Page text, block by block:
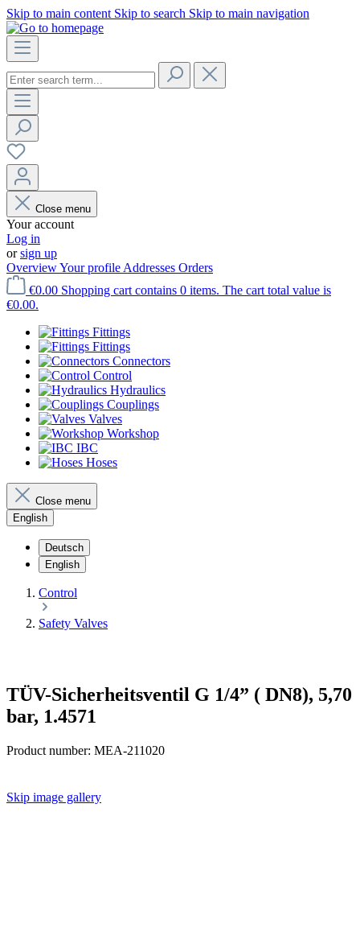
Skip to main content Skip to search Skip to main navigation
Close menu
Your account
Log in
orsign up
OverviewYour profile Addresses Orders
€0.00 Shopping cart contains 0 items. The cart total value is
€0.00.
Fittings
Fittings
Connectors
Control
Hydraulics
Couplings
Valves
Workshop
IBC
Hoses
Close menu
English
Deutsch
English
Control
Safety Valves
TÜV-Sicherheitsventil G 1/4” ( DN8), 5,70
bar, 1.4571
Product number: MEA-211020
Skip image gallery